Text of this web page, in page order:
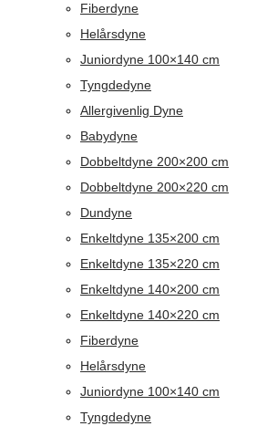
Fiberdyne
Helårsdyne
Juniordyne 100×140 cm
Tyngdedyne
Allergivenlig Dyne
Babydyne
Dobbeltdyne 200×200 cm
Dobbeltdyne 200×220 cm
Dundyne
Enkeltdyne 135×200 cm
Enkeltdyne 135×220 cm
Enkeltdyne 140×200 cm
Enkeltdyne 140×220 cm
Fiberdyne
Helårsdyne
Juniordyne 100×140 cm
Tyngdedyne